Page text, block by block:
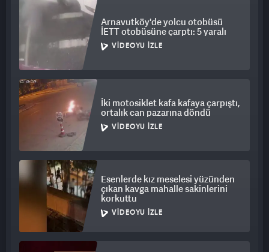
Arnavutköy'de yolcu otobüsü
İETT otobüsüne çarptı: 5 yaralı
VIDEOYU İZLE
İki motosiklet kafa kafaya çarpıştı,
ortalık can pazarına döndü
VIDEOYU İZLE
Esenlerde kız meselesi yüzünden
çıkan kavga mahalle sakinlerini
korkuttu
VIDEOYU İZLE